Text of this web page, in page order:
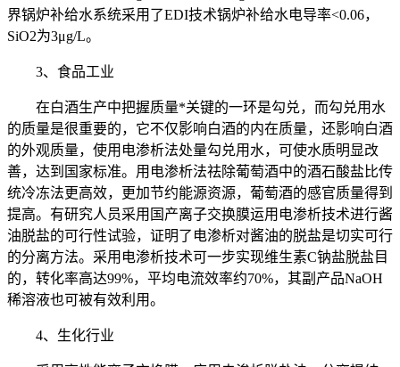
界锅炉补给水系统采用了EDI技术锅炉补给水电导率<0.06，
SiO2为3μg/L。
3、食品工业
在白酒生产中把握质量*关键的一环是勾兑，而勾兑用水
的质量是很重要的，它不仅影响白酒的内在质量，还影响白酒
的外观质量，使用电渗析法处量勾兑用水，可使水质明显改
善，达到国家标准。用电渗析法祛除葡萄酒中的酒石酸盐比传
统冷冻法更高效，更加节约能源资源，葡萄酒的感官质量得到
提高。有研究人员采用国产离子交换膜运用电渗析技术进行酱
油脱盐的可行性试验，证明了电渗析对酱油的脱盐是切实可行
的分离方法。采用电渗析技术可一步实现维生素C钠盐脱盐目
的，转化率高达99%，平均电流效率约70%，其副产品NaOH
稀溶液也可被有效利用。
4、生化行业